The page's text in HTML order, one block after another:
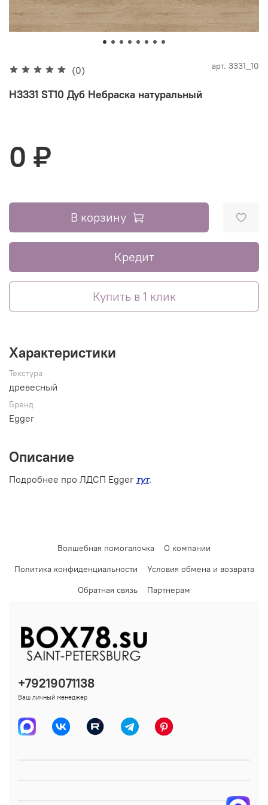
(0) арт. 3331_10
H3331 ST10 Дуб Небраска натуральный
0 ₽
В корзину
Кредит
Купить в 1 клик
Характеристики
Текстура
древесный
Бренд
Egger
Описание
Подробнее про ЛДСП Egger тут.
Волшебная помогалочка
О компании
Политика конфиденциальности
Условия обмена и возврата
Обратная связь
Партнерам
+79219071138
Ваш личный менеджер